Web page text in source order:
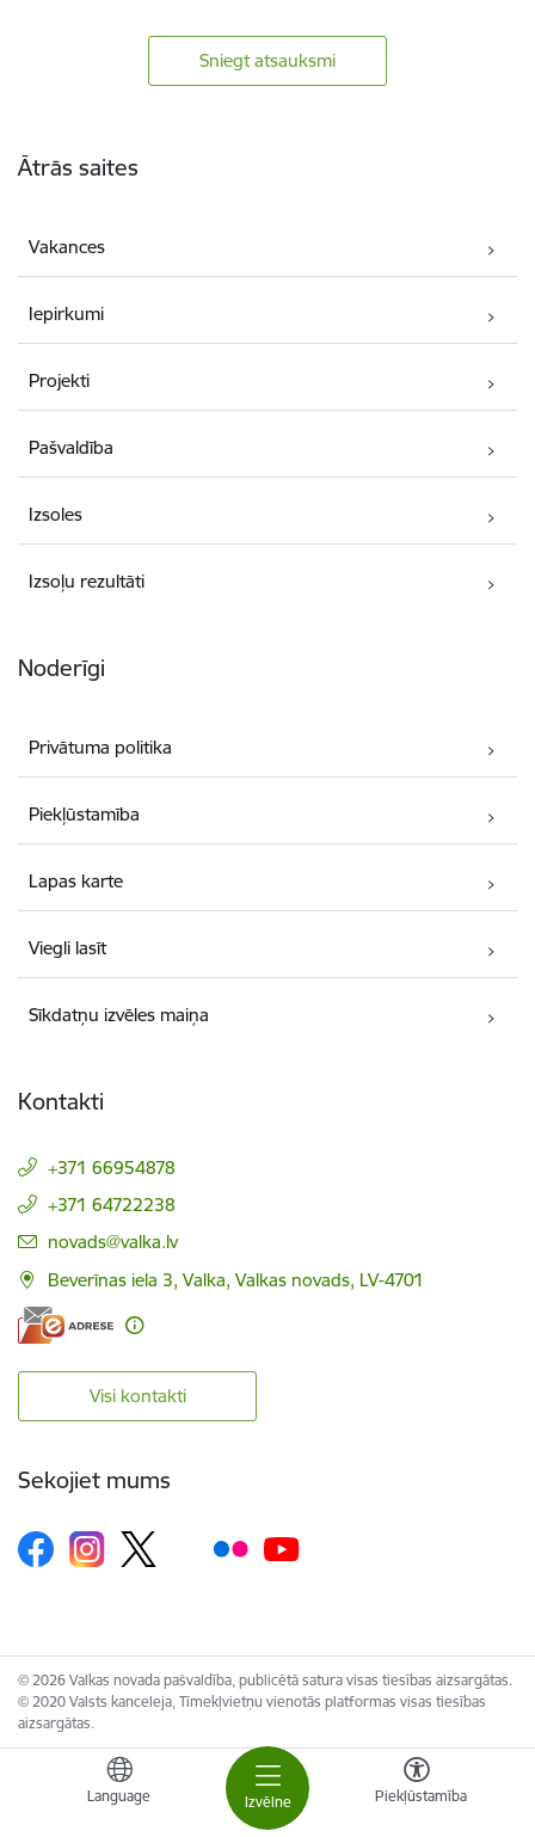
Izvēlne
Language Piekļūstamība
Sniegt atsauksmi
Ātrās saites
Vakances
Iepirkumi
Projekti
Pašvaldība
Izsoles
Izsoļu rezultāti
Noderīgi
Privātuma politika
Piekļūstamība
Lapas karte
Viegli lasīt
Sīkdatņu izvēles maiņa
Kontakti
+371 66954878
+371 64722238
E-pasts:
novads@valka.lv
Beverīnas iela 3, Valka, Valkas novads, LV-4701
Visi kontakti
Sekojiet mums
© 2026 Valkas novada pašvaldība, publicētā satura visas tiesības aizsargātas.
© 2020 Valsts kanceleja, Tīmekļvietņu vienotās platformas visas tiesības
aizsargātas.